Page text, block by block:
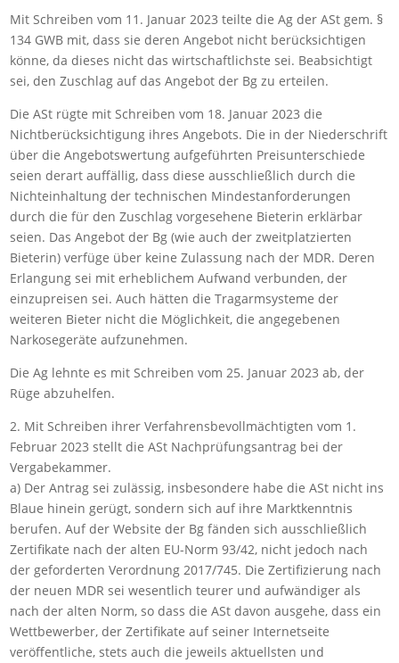
Mit Schreiben vom 11. Januar 2023 teilte die Ag der ASt gem. §
134 GWB mit, dass sie deren Angebot nicht berücksichtigen
könne, da dieses nicht das wirtschaftlichste sei. Beabsichtigt
sei, den Zuschlag auf das Angebot der Bg zu erteilen.
Die ASt rügte mit Schreiben vom 18. Januar 2023 die
Nichtberücksichtigung ihres Angebots. Die in der Niederschrift
über die Angebotswertung aufgeführten Preisunterschiede
seien derart auffällig, dass diese ausschließlich durch die
Nichteinhaltung der technischen Mindestanforderungen
durch die für den Zuschlag vorgesehene Bieterin erklärbar
seien. Das Angebot der Bg (wie auch der zweitplatzierten
Bieterin) verfüge über keine Zulassung nach der MDR. Deren
Erlangung sei mit erheblichem Aufwand verbunden, der
einzupreisen sei. Auch hätten die Tragarmsysteme der
weiteren Bieter nicht die Möglichkeit, die angegebenen
Narkosegeräte aufzunehmen.
Die Ag lehnte es mit Schreiben vom 25. Januar 2023 ab, der
Rüge abzuhelfen.
2. Mit Schreiben ihrer Verfahrensbevollmächtigten vom 1.
Februar 2023 stellt die ASt Nachprüfungsantrag bei der
Vergabekammer.
a) Der Antrag sei zulässig, insbesondere habe die ASt nicht ins
Blaue hinein gerügt, sondern sich auf ihre Marktkenntnis
berufen. Auf der Website der Bg fänden sich ausschließlich
Zertifikate nach der alten EU-Norm 93/42, nicht jedoch nach
der geforderten Verordnung 2017/745. Die Zertifizierung nach
der neuen MDR sei wesentlich teurer und aufwändiger als
nach der alten Norm, so dass die ASt davon ausgehe, dass ein
Wettbewerber, der Zertifikate auf seiner Internetseite
veröffentliche, stets auch die jeweils aktuellsten und